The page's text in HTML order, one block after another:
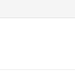
2027 أن ثوابت العدالة الاجتماعية والمجالية خيار استراتيجي